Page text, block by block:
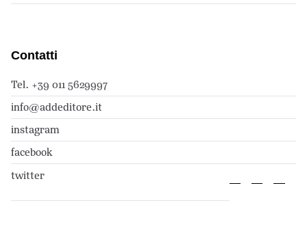
Contatti
Tel. +39 011 5629997
info@addeditore.it
instagram
facebook
twitter